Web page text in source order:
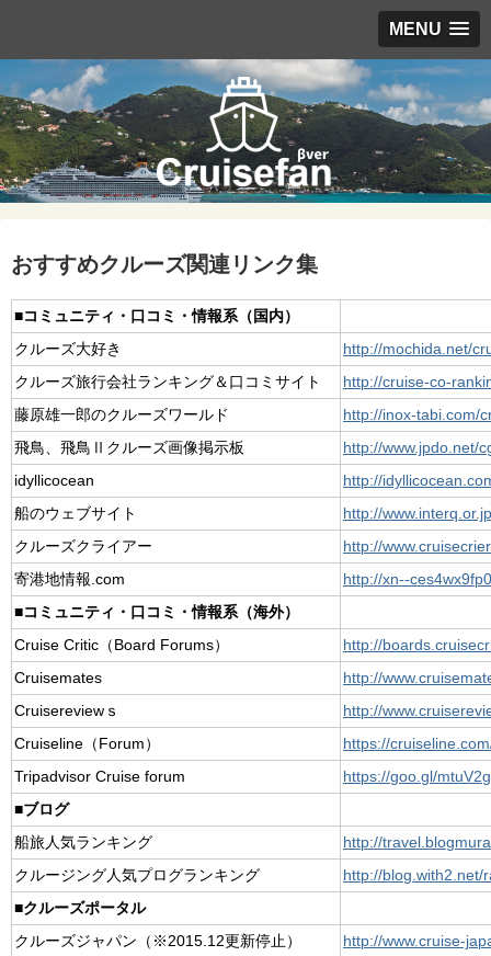
MENU
おすすめクルーズ関連リンク集
■コミュニティ・口コミ・情報系（国内）
クルーズ大好き
http://mochida.net/
クルーズ旅行会社ランキング＆口コミサイト
http://cruise-co-
藤原雄一郎のクルーズワールド
http://inox-tabi.com/
飛鳥、飛鳥Ⅱクルーズ画像掲示板
http://www.jpdo.net/
idyllicocean
http://
船のウェブサイト
http://
クルーズクライアー
http://
寄港地情報.com
http://xn--
■コミュニティ・口コミ・情報系（海外）
Cruise Critic（Board Forums）
http://
Cruisemates
http://
Cruisereviewｓ
http://
Cruiseline（Forum）
https://
Tripadvisor Cruise forum
https://goo.gl/mtuV2g
■ブログ
船旅人気ランキング
http://
クルージング人気プログランキング
http://blog.with2.net/
■クルーズポータル
クルーズジャパン（※2015.12更新停止）
http://www.cruise-